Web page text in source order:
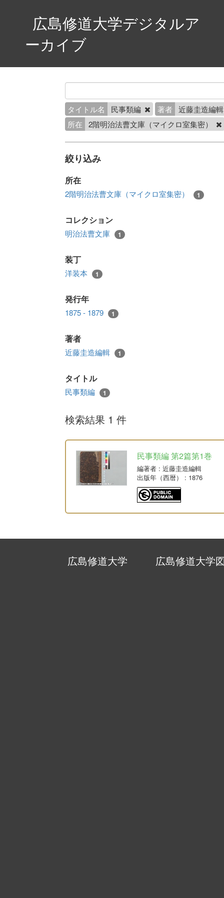
広島修道大学デジタルア
ーカイブ
タイトル名 民事類編 著者
近藤圭造編
所在
2階明治法曹文庫（マイクロ室集密）
絞り込み
所在
2階明治法曹文庫（マイクロ室集密） 1
コレクション
明治法曹文庫 1
装丁
洋装本 1
発行年
1875 - 1879 1
著者
近藤圭造編輯 1
タイトル
民事類編 1
検索結果 1 件
民事類編 第2篇第1巻
編著者 : 近藤圭造編輯
出版年（西暦）
: 1876
広島修道大学 広島修道大学